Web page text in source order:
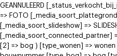
GEANNULEERD
=> FOTO
[_media_soort_slideshow] =>
[_media_soort_connected_partner]
[2] => bog ) [type_wonen] =>